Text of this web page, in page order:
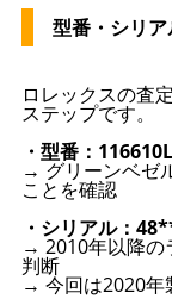
型番・シリ
ロレックスの査
ステップです。
・型番：
→ グリーンベゼ
ことを確認
・シリアル：
→ 2010年以降の
判断
→ 今回は2020年